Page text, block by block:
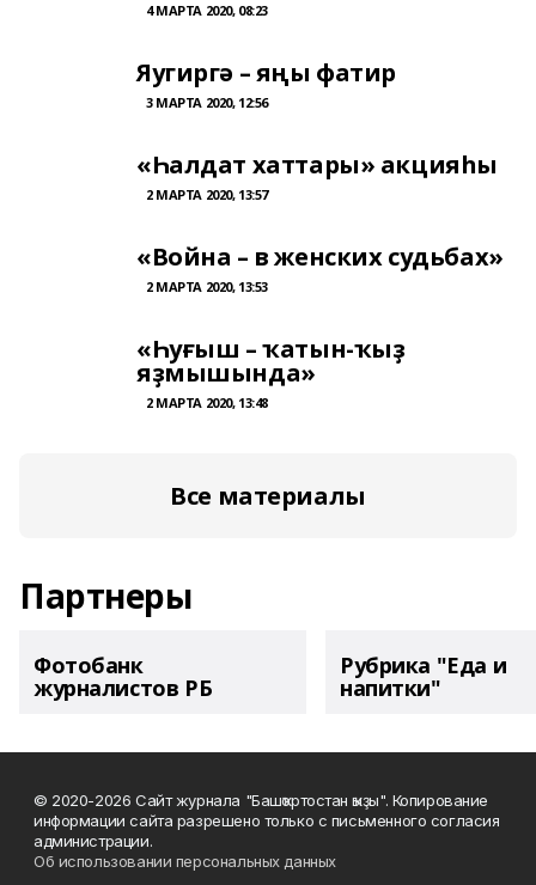
4 МАРТА 2020, 08:23
Яугиргә – яңы фатир
3 МАРТА 2020, 12:56
«Һалдат хаттары» акцияһы
2 МАРТА 2020, 13:57
«Война – в женских судьбах»
2 МАРТА 2020, 13:53
«Һуғыш – ҡатын-ҡыҙ
яҙмышында»
2 МАРТА 2020, 13:48
Все материалы
Партнеры
Фотобанк
журналистов РБ
Рубрика "Еда и
напитки"
© 2020-2026 Сайт журнала "Башҡортостан ҡыҙы". Копирование
информации сайта разрешено только с письменного согласия
администрации.
Об использовании персональных данных